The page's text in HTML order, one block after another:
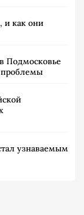
и как они
Подмосковье
проблемы
узнаваемым